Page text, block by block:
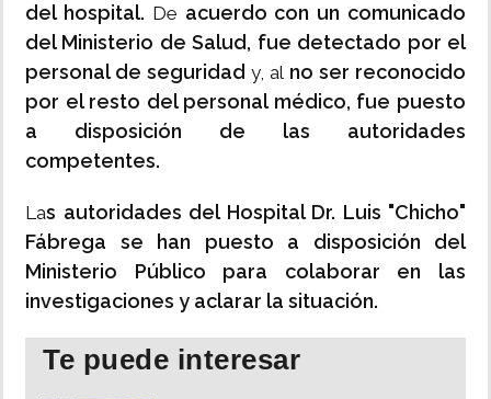
del hospital. De acuerdo con un comunicado
del Ministerio de Salud, fue detectado por el
personal de seguridad y, al no ser reconocido
por el resto del personal médico, fue puesto
a disposición de las autoridades
competentes.
Las autoridades del Hospital Dr. Luis "Chicho"
Fábrega se han puesto a disposición del
Ministerio Público para colaborar en las
investigaciones y aclarar la situación.
Te puede interesar